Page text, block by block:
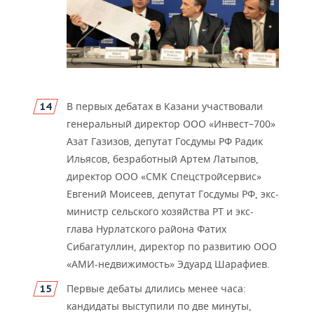
В первых дебатах в Казани участвовали
генеральный директор ООО «Инвест–700»
Азат Газизов, депутат Госдумы РФ Радик
Ильясов, безработный Артем Латыпов,
директор ООО «СМК Спецстройсервис»
Евгений Моисеев, депутат Госдумы РФ, экс-
министр сельского хозяйства РТ и экс-
глава Нурлатского района Фатих
Сибагатуллин, директор по развитию ООО
«АМИ-недвижимость» Эдуард Шарафиев.
Первые дебаты длились менее часа:
кандидаты выступили по две минуты,